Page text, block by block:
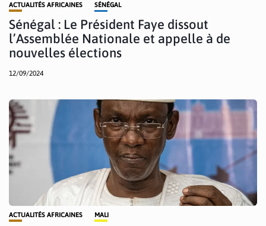
ACTUALITÉS AFRICAINES SÉNÉGAL
Sénégal : Le Président Faye dissout
l’Assemblée Nationale et appelle à de
nouvelles élections
12/09/2024
ACTUALITÉS AFRICAINES MALI